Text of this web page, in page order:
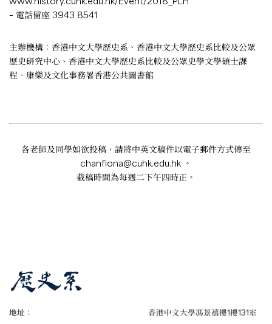
– 電話留座 3943 8541
主辦機構：香港中文大學歷史系、香港中文大學歷史系比較及公眾
歷史研究中心、香港中文大學歷史系比較及公眾史學文學碩士課
程、康樂及文化事務署香港公共圖書館
各老師及同學如欲投稿，請將中英文稿件以電子郵件方式傳至
chanfiona@cuhk.edu.hk 。
截稿時間為每週二下午四時正。
地址： 香港中文大學馮景禧樓1樓131室